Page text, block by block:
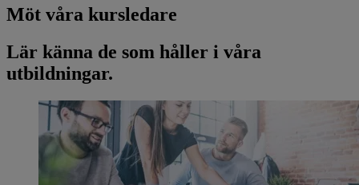
Möt våra kursledare
Lär känna de som håller i våra
utbildningar.